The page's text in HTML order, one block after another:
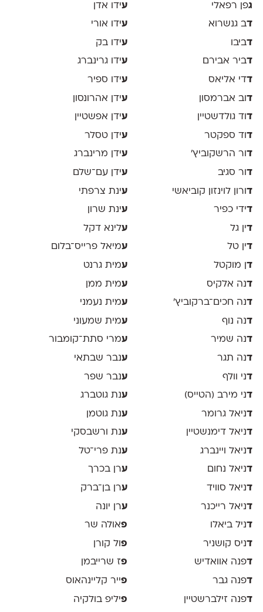
גפן רפאלי
דב גנשרוא
דביבו
דביר אבירם
דדי אליאס
דוב אברמסון
דוד גולדשטיין
דוד ספקטר
דור הרשקוביץ׳
דור סגיב
דורון לוינזון קוביאשי
דידי כפיר
דין גל
דין טל
דן מוקטל
דנה אלקיס
דנה חכים־ברקוביץ׳
דנה נוף
דנה שמיר
דנה תגר
דני וולף
דני מירב (הטייס)
דניאל גרומר
דניאל דימנשטיין
דניאל ויינברג
דניאל נחום
דניאל סוויד
דניאל רייכנר
דניל ביאלו
דניס קושניר
דפנה אוואדיש
דפנה גבר
דפנה זילברשטיין
עידו אדן
עידו אורי
עידו בק
עידו גרינברג
עידו ספיר
עידן אהרונסון
עידן אפשטיין
עידן טסלר
עידן מרינברג
עידן עם־שלם
עינת צרפתי
עינת שרון
עלינא דקל
עמיאל פרייס־בלום
עמית גרנט
עמית ממן
עמית נעמני
עמית שמעוני
עמרי סתת־קומבור
ענבר שבתאי
ענבר שפר
ענת גוטברג
ענת גוטמן
ענת ורשבסקי
ענת פרי־טל
ערן בכרך
ערן בן־ברק
ערן יונה
פאולה שר
פ ול קורן
פז שרייבמן
פייר קליינהאוס
פיליפ בולקיה